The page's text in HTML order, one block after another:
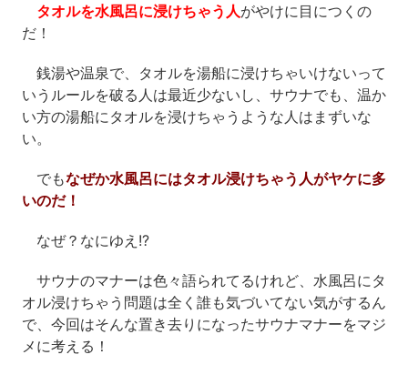
タオルを水風呂に浸けちゃう人がやけに目につくの
だ！
銭湯や温泉で、タオルを湯船に浸けちゃいけないって
いうルールを破る人は最近少ないし、サウナでも、温か
い方の湯船にタオルを浸けちゃうような人はまずいな
い。
でもなぜか水風呂にはタオル浸けちゃう人がヤケに多
いのだ！
なぜ？なにゆえ!?
サウナのマナーは色々語られてるけれど、水風呂にタ
オル浸けちゃう問題は全く誰も気づいてない気がするん
で、今回はそんな置き去りになったサウナマナーをマジ
メに考える！